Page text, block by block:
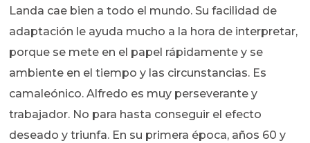
Landa cae bien a todo el mundo. Su facilidad de
adaptación le ayuda mucho a la hora de interpretar,
porque se mete en el papel rápidamente y se
ambiente en el tiempo y las circunstancias. Es
camaleónico. Alfredo es muy perseverante y
trabajador. No para hasta conseguir el efecto
deseado y triunfa. En su primera época, años 60 y